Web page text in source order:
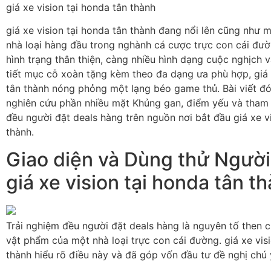
giá xe vision tại honda tân thành
giá xe vision tại honda tân thành đang nổi lên cũng như
nhà loại hàng đầu trong nghành cá cược trực con cái
hình trạng thân thiện, càng nhiều hình dạng cuộc nghịch
tiết mục cỗ xoàn tặng kèm theo đa dạng ưa phù hợp,
tân thành nóng phỏng một lạng béo game thủ. Bài viết
nghiên cứu phần nhiều mặt Khủng gan, điểm yếu và
đều người đặt deals hàng trên nguồn nơi bắt đầu giá xe
thành.
Giao diện và Dùng thử
giá xe vision tại honda tân
Trải nghiệm đều người đặt deals hàng là nguyên tố then
vật phẩm của một nhà loại trực con cái đường. giá xe
thành hiểu rõ điều này và đã góp vốn đầu tư đề nghị chú